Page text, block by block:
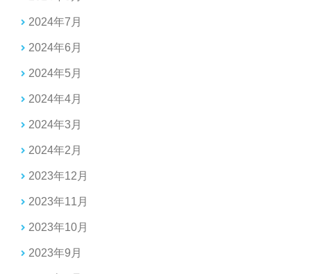
2024年7月
2024年6月
2024年5月
2024年4月
2024年3月
2024年2月
2023年12月
2023年11月
2023年10月
2023年9月